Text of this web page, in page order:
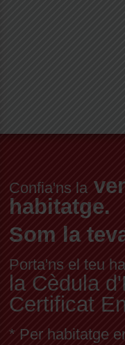
Confia'ns la
habitatge.
Som la
Porta'ns el teu
la Cèdula
Certificat
* Per habitatge